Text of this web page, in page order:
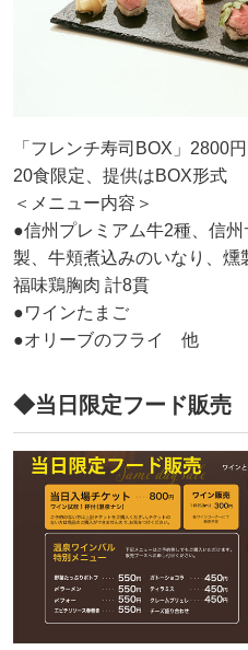
「フレンチ寿司BOX」
20食限定、提供はBOX形式
＜メニュー内容＞
●信州プレミアム牛2種、信
製、牛頬煮込みのいなり、燻
福味鶏胸肉 計8貫
●ワインたまご
●オリーブのフライ 他
◆当日限定フード販売